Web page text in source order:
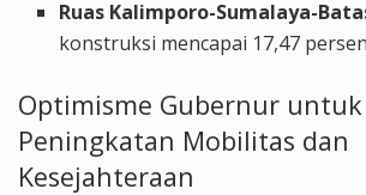
Ruas Kalimporo-Sumalaya-
konstruksi mencapai 17,47
Optimisme Gubernur untuk
Peningkatan Mobilitas dan
Kesejahteraan